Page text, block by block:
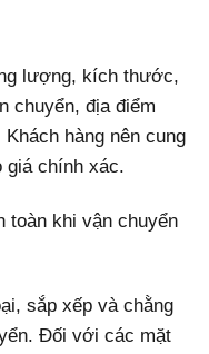
lượng, kích thước,
chuyển, địa điểm
hàng nên cung
giá chính xác.
toàn khi vận chuyển
sắp xếp và chằng
Đối với các mặt